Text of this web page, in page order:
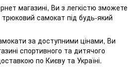
магазині, Ви з легкістю зможете
трюковий самокат під будь-який
за доступними цінами, Ви
спортивного та дитячого
по Києву та Україні.